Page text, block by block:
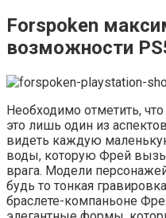
Forspoken
возможности
Необходимо отметить, что
это лишь один из
видеть каждую
воды, которую Фрей
врага. Модели
будь то тонкая
браслете-компаньоне